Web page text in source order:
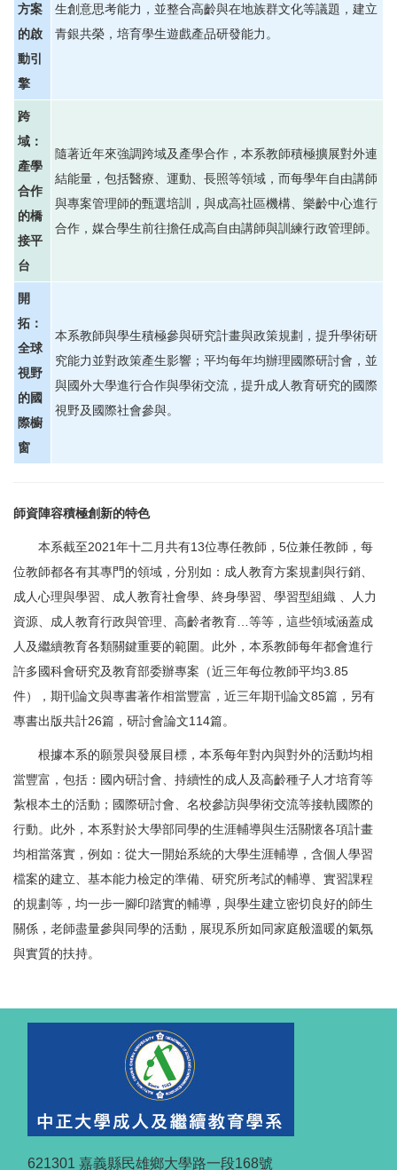
方案
的啟
動引
擎
生創意思考能力，並整合高齡與在地族群文化等議題，建立
青銀共榮，培育學生遊戲產品研發能力。
跨
域：
產學
合作
的橋
接平
台
隨著近年來強調跨域及產學合作，本系教師積極擴展對外連
結能量，包括醫療、運動、長照等領域，而每學年自由講師
與專案管理師的甄選培訓，與成高社區機構、樂齡中心進行
合作，媒合學生前往擔任成高自由講師與訓練行政管理師。
開
拓：
全球
視野
的國
際櫥
窗
本系教師與學生積極參與研究計畫與政策規劃，提升學術研
究能力並對政策產生影響；平均每年均辦理國際研討會，並
與國外大學進行合作與學術交流，提升成人教育研究的國際
視野及國際社會參與。
師資陣容積極創新的特色
本系截至2021年十二月共有13位專任教師，5位兼任教師，每
位教師都各有其專門的領域，分別如：成人教育方案規劃與行銷、
成人心理與學習、成人教育社會學、終身學習、學習型組織 、人力
資源、成人教育行政與管理、高齡者教育…等等，這些領域涵蓋成
人及繼續教育各類關鍵重要的範圍。此外，本系教師每年都會進行
許多國科會研究及教育部委辦專案（近三年每位教師平均3.85
件），期刊論文與專書著作相當豐富，近三年期刊論文85篇，另有
專書出版共計26篇，研討會論文114篇。
根據本系的願景與發展目標，本系每年對內與對外的活動均相
當豐富，包括：國內研討會、持續性的成人及高齡種子人才培育等
紮根本土的活動；國際研討會、名校參訪與學術交流等接軌國際的
行動。此外，本系對於大學部同學的生涯輔導與生活關懷各項計畫
均相當落實，例如：從大一開始系統的大學生涯輔導，含個人學習
檔案的建立、基本能力檢定的準備、研究所考試的輔導、實習課程
的規劃等，均一步一腳印踏實的輔導，與學生建立密切良好的師生
關係，老師盡量參與同學的活動，展現系所如同家庭般溫暖的氣氛
與實質的扶持。
621301 嘉義縣民雄鄉大學路一段168號